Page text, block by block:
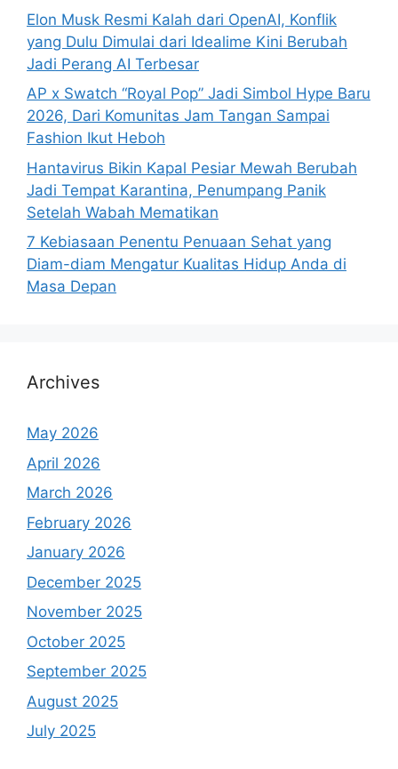
Elon Musk Resmi Kalah dari OpenAI, Konflik
yang Dulu Dimulai dari Idealime Kini Berubah
Jadi Perang AI Terbesar
AP x Swatch “Royal Pop” Jadi Simbol Hype Baru
2026, Dari Komunitas Jam Tangan Sampai
Fashion Ikut Heboh
Hantavirus Bikin Kapal Pesiar Mewah Berubah
Jadi Tempat Karantina, Penumpang Panik
Setelah Wabah Mematikan
7 Kebiasaan Penentu Penuaan Sehat yang
Diam-diam Mengatur Kualitas Hidup Anda di
Masa Depan
Archives
May 2026
April 2026
March 2026
February 2026
January 2026
December 2025
November 2025
October 2025
September 2025
August 2025
July 2025